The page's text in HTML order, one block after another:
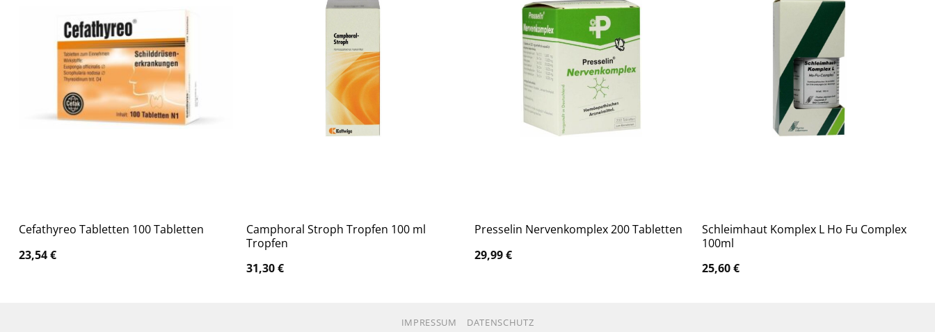
Cefathyreo Tabletten 100 Tabletten
23,54€
Camphoral Stroph Tropfen 100 ml
Tropfen
31,30€
Presselin Nervenkomplex 200 Tabletten
29,99€
Schleimhaut Komplex L Ho Fu Complex
100ml
25,60€
IMPRESSUM DATENSCHUTZ